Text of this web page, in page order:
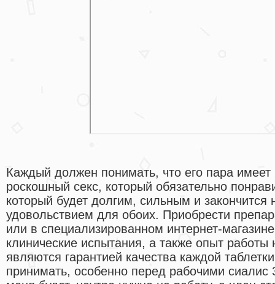
Каждый должен понимать, что его пара
роскошный секс, который обязательно
который будет долгим, сильным и закончится
удовольствием для обоих. Приобрести
или в специализированном интернет-
клинические испытания, а также опыт работы
являются гарантией качества каждой
принимать, особенно перед рабочими сиалис